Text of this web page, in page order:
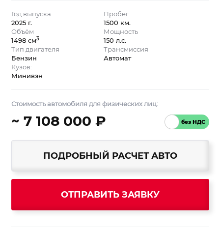
Год выпуска
2025 г.
Пробег
1500 км.
Объём
1498 см3
Мощность
150 л.с.
Тип двигателя
Бензин
Трансмиссия
Автомат
Кузов:
Минивэн
Стоимость автомобиля для физических лиц:
~ 7 108 000 ₽
ПОДРОБНЫЙ РАСЧЕТ АВТО
ОТПРАВИТЬ ЗАЯВКУ